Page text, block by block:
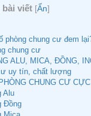
bài viết [Ẩn]
phòng chung cư đem
chung cư
ALU, MICA, ĐỒNG,
uy tín, chất lượng
CHUNG CƯ
Alu
Đồng